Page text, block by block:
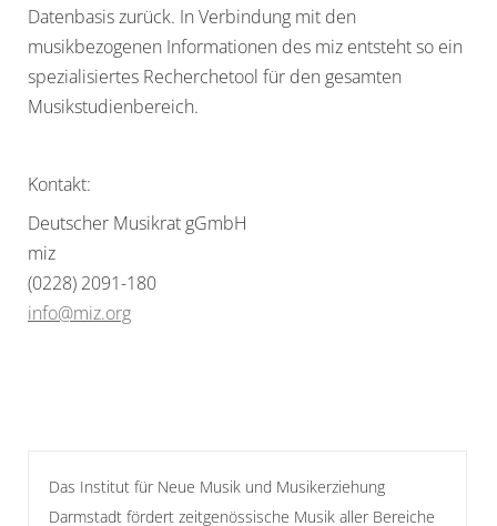
Datenbasis zurück. In Verbindung mit den
musikbezogenen Informationen des miz entsteht so ein
spezialisiertes Recherchetool für den gesamten
Musikstudienbereich.
Kontakt:
Deutscher Musikrat gGmbH
miz
(0228) 2091-180
info@miz.org
Das Institut für Neue Musik und Musikerziehung
Darmstadt fördert zeitgenössische Musik aller Bereiche